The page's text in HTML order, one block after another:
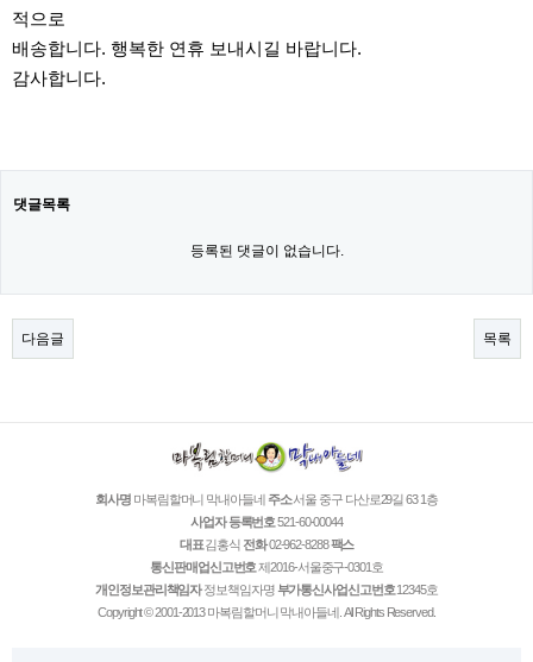
적으로
배송합니다. 행복한 연휴 보내시길 바랍니다.
감사합니다.
댓글목록
등록된 댓글이 없습니다.
다음글 목록
회사명 마복림할머니 막내아들네 주소서울 중구 다산로29길 63 1층
사업자 등록번호521-60-00044
대표김홍식 전화02-962-8288팩스
통신판매업신고번호제2016-서울중구-0301호
개인정보관리책임자정보책임자명 부가통신사업신고번호12345호
Copyright © 2001-2013 마복림할머니 막내아들네. All Rights Reserved.